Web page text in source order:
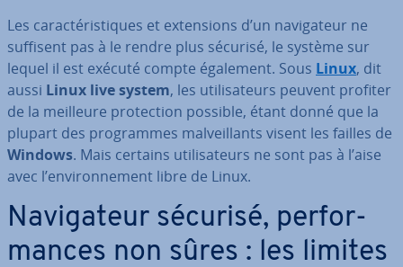
Les ca­rac­té­ris­tiques et ex­ten­sions d’un na­vi­ga­teur ne
suffisent pas à le rendre plus sécurisé, le système sur
lequel il est exécuté compte également. Sous Linux, dit
aussi Linux live system, les uti­li­sa­teurs peuvent profiter
de la meilleure pro­tec­tion possible, étant donné que la
plupart des pro­grammes mal­veil­lants visent les failles de
Windows. Mais certains uti­li­sa­teurs ne sont pas à l’aise
avec l’en­vi­ron­ne­ment libre de Linux.
Na­vi­ga­teur sécurisé, per­for­
mances non sûres : les limites